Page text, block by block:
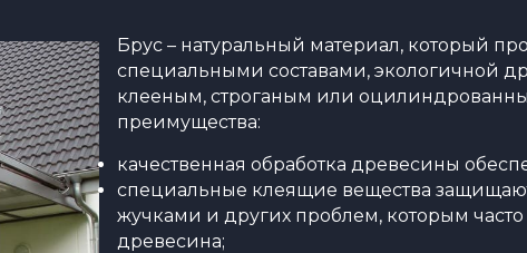
Брус – натуральный материал, который
специальными составами, экологичной
клееным, строганым или
преимущества:
качественная обработка древесины
специальные клеящие вещества
жучками и других проблем, которым
древесина;